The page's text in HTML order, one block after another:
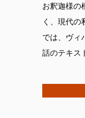
お釈迦様の
く、現代
では、ヴィ
話のテキス